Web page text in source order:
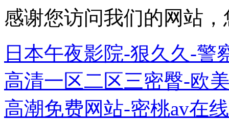
感谢您访问我们的网站
日本午夜影院-狠久久-警
高清一区二区三密臀-欧
高潮免费网站-密桃av在